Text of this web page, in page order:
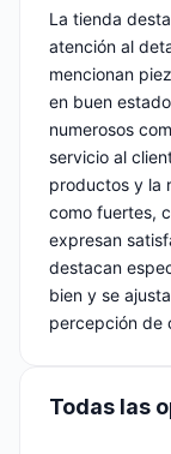
La tienda
atención al
mencionan
en buen
numerosos
servicio al
productos y la
como fuertes,
expresan
destacan
bien y se
percepción de
Todas las